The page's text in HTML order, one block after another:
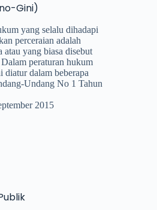
Gini)
yang selalu dihadapi
perceraian adalah
atau yang biasa disebut
peraturan hukum
diatur dalam beberapa
Undang No 1 Tahun
2015